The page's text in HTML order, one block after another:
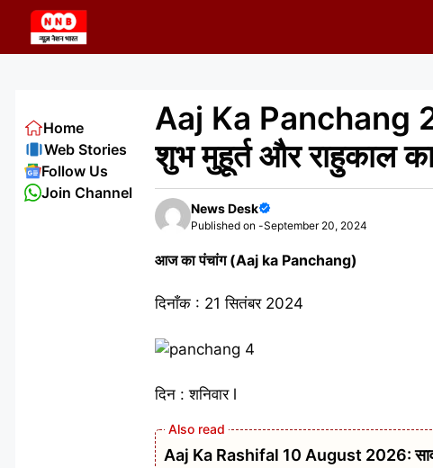
content
Aaj Ka Panchang
शुभ मुहूर्त और राहुकाल
News Desk
Published on -September 20, 2024
आज का पंचांग (Aaj ka Panchang)
दिनाँक : 21 सितंबर 2024
दिन : शनिवार l
Aaj Ka Rashifal 10 August 2026: सावन
Home
Web Stories
Follow Us
Join Channel